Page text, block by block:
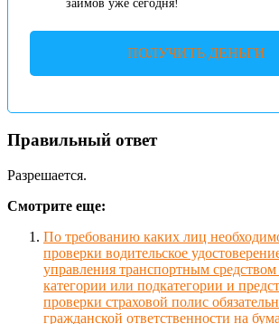
ПОЛУЧИТЬ ДЕНЬГИ
Правильный ответ
Разрешается.
Смотрите еще:
По требованию каких лиц
проверки водительское
управления транспортным
категории или подкатегории и
проверки страховой полис
гражданской ответственности на